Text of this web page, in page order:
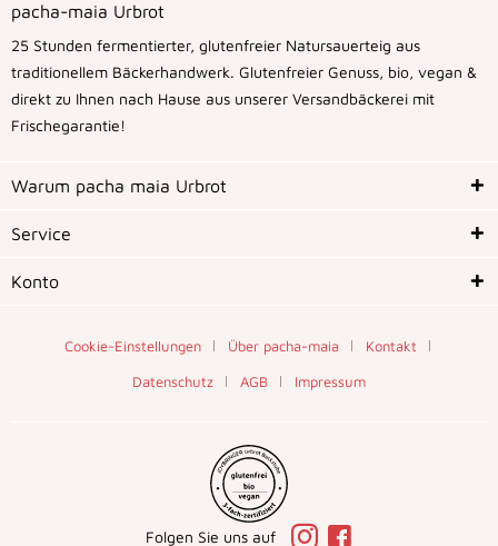
pacha-maia Urbrot
25 Stunden fermentierter, glutenfreier Natursauerteig aus
traditionellem Bäckerhandwerk. Glutenfreier Genuss, bio, vegan &
direkt zu Ihnen nach Hause aus unserer Versandbäckerei mit
Frischegarantie!
Warum pacha maia Urbrot
Service
Konto
Cookie-Einstellungen Über pacha-maia
Kontakt
Datenschutz
AGB Impressum
Folgen Sie uns auf